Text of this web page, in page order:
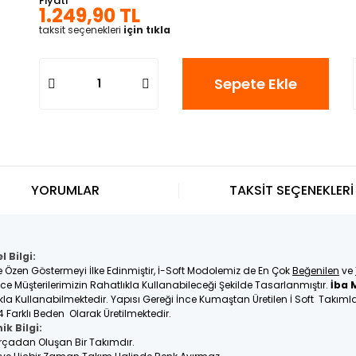
1.249,90 TL
taksit seçenekleri için tıkla
Sepete Ekle
Bilgi:
Özen Göstermeyi İlke Edinmiştir, İ-Soft Modolemiz de En ÇokBeğenilen ve
Rahatlıkla Kullanabileceği Şekilde Tasarlanmıştır. İba
Kullanabilmektedir. Yapısı Gereği İnce Kumaştan Üretilen İ Soft
Farklı Beden Olarak Üretilmektedir.
Bilgi:
Oluşan Bir Takımdır.
YORUMLAR TAKSİT SEÇENEKLERİ